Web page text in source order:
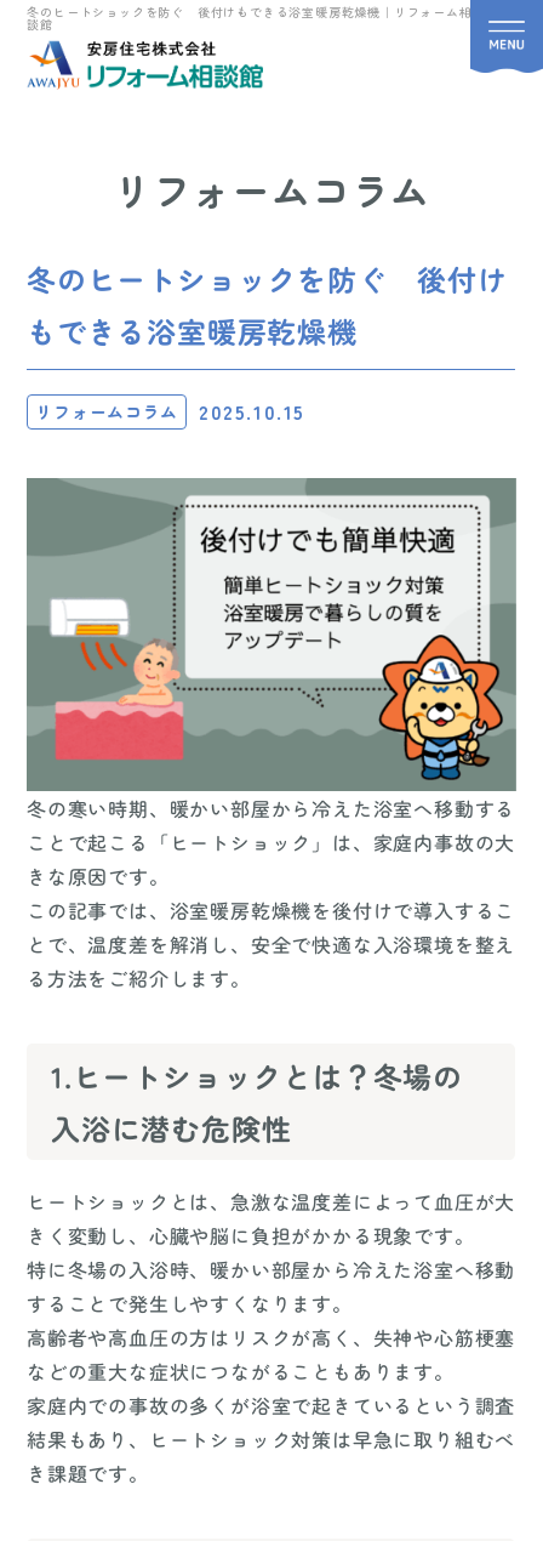
冬のヒートショックを防ぐ 後付けもできる浴室暖房乾燥機｜リフォーム相
談館
リフォームコラム
冬のヒートショックを防ぐ 後付け
もできる浴室暖房乾燥機
リフォームコラム 2025.10.15
冬の寒い時期、暖かい部屋から冷えた浴室へ移動する
ことで起こる「ヒートショック」は、家庭内事故の大
きな原因です。
この記事では、浴室暖房乾燥機を後付けで導入するこ
とで、温度差を解消し、安全で快適な入浴環境を整え
る方法をご紹介します。
1.ヒートショックとは？冬場の
入浴に潜む危険性
ヒートショックとは、急激な温度差によって血圧が大
きく変動し、心臓や脳に負担がかかる現象です。
特に冬場の入浴時、暖かい部屋から冷えた浴室へ移動
することで発生しやすくなります。
高齢者や高血圧の方はリスクが高く、失神や心筋梗塞
などの重大な症状につながることもあります。
家庭内での事故の多くが浴室で起きているという調査
結果もあり、ヒートショック対策は早急に取り組むべ
き課題です。